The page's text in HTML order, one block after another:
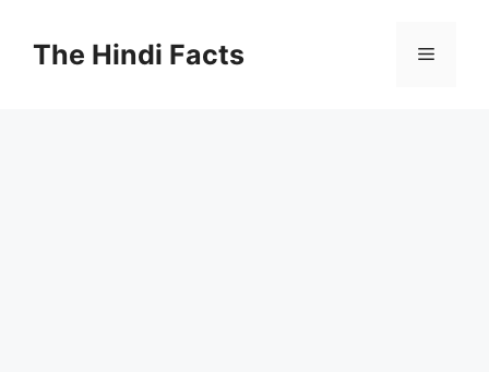
The Hindi Facts